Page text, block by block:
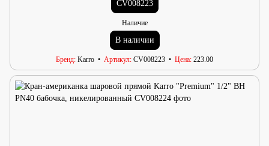
CV008223
Наличие
В наличии
Бренд Karro Артикул CV008223 Цена 223.00